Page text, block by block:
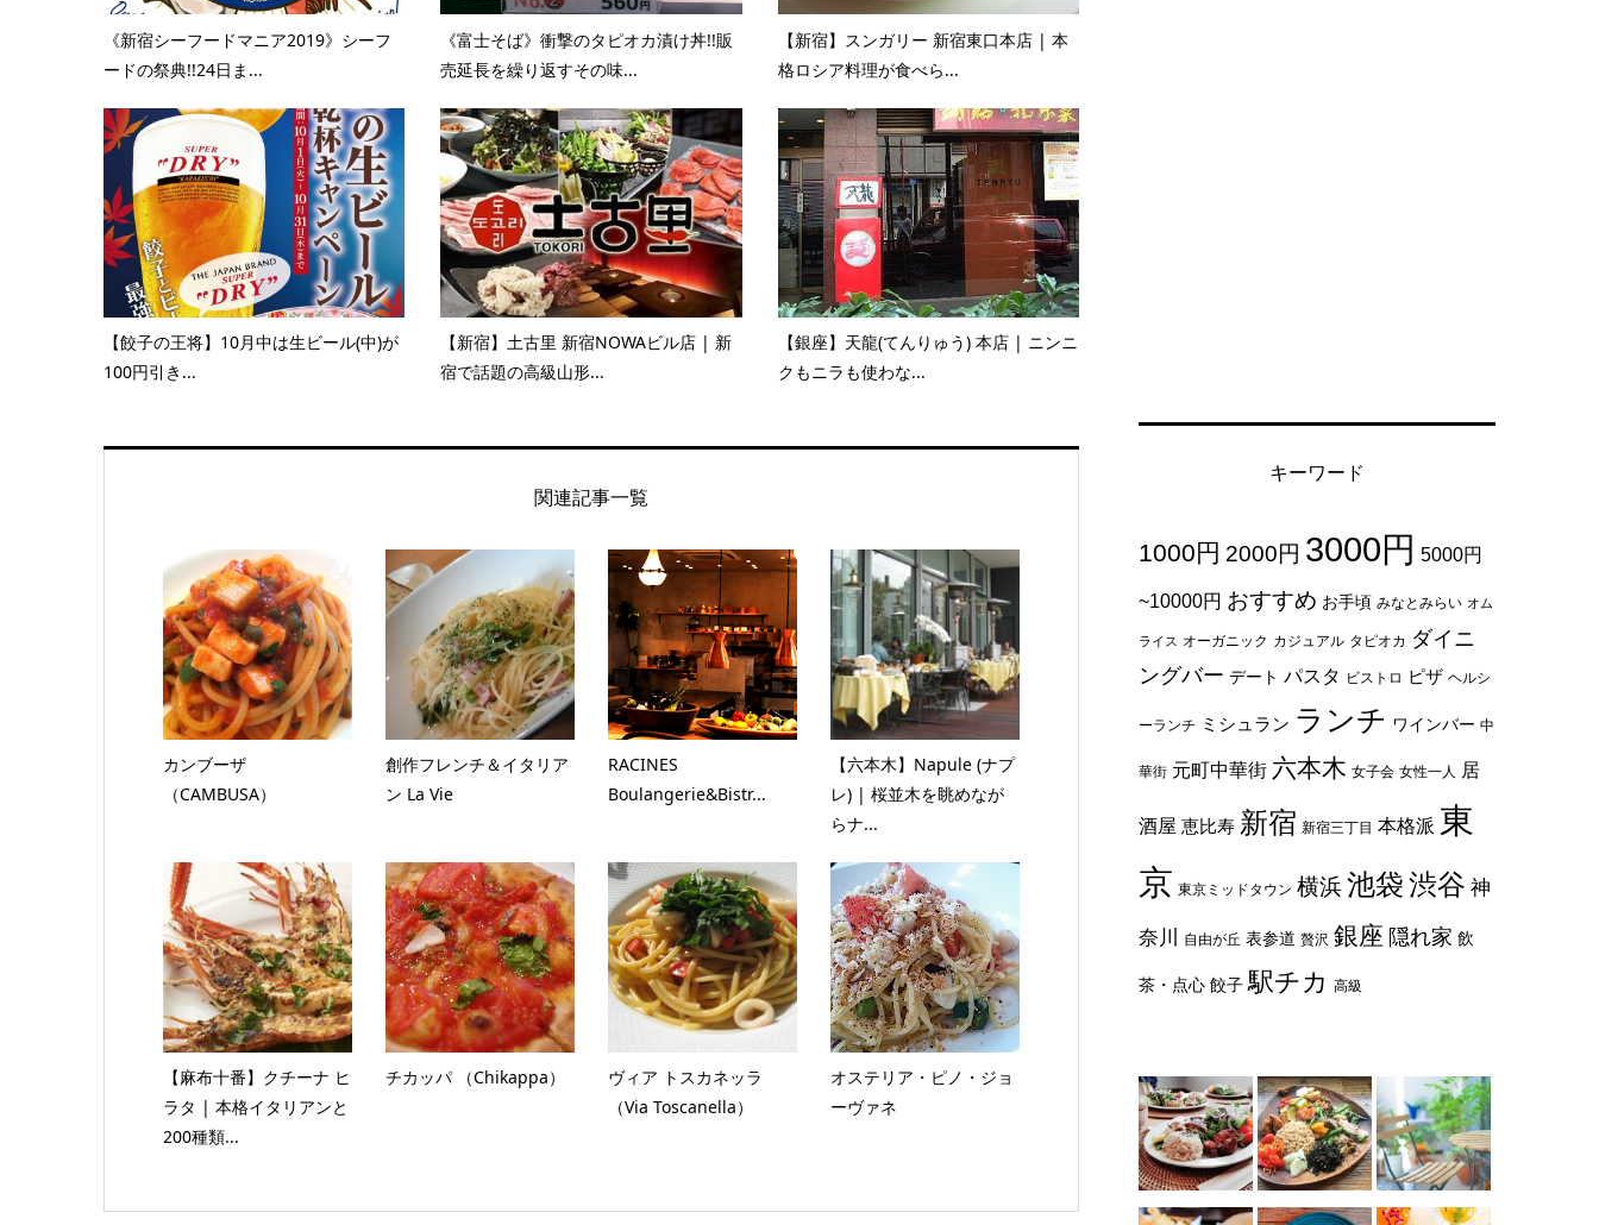
《新宿シーフードマニア2019》シーフ
ードの祭典!!24日ま...
《富士そば》衝撃のタピオカ漬け丼!!販
売延長を繰り返すその味...
【新宿】スンガリー 新宿東口本店 | 本
格ロシア料理が食べら...
【餃子の王将】10月中は生ビール(中)が
100円引き...
【新宿】土古里 新宿NOWAビル店 | 新
宿で話題の高級山形...
【銀座】天龍(てんりゅう) 本店 | ニンニ
クもニラも使わな...
関連記事一覧
カンブーザ
（CAMBUSA）
創作フレンチ＆イタリア
ン La Vie
RACINES
Boulangerie&Bistr...
【六本木】Napule (ナプ
レ) | 桜並木を眺めなが
らナ...
【麻布十番】クチーナ ヒ
ラタ | 本格イタリアンと
200種類...
チカッパ （Chikappa）
ヴィア トスカネッラ
（Via Toscanella）
オステリア・ピノ・ジョ
ーヴァネ
キーワード
1000円 2000円 3000円 5000円
~10000円 おすすめ お手頃 みなとみらい オム
ライス オーガニック カジュアル タピオカ ダイニ
ングバー デート パスタ ビストロ ピザ ヘルシ
ーランチ ミシュラン ランチ ワインバー 中
華街 元町中華街 六本木 女子会 女性一人 居
酒屋 恵比寿 新宿 新宿三丁目 本格派 東
京 東京ミッドタウン 横浜池袋渋谷 神
奈川 自由が丘 表参道 贅沢 銀座 隠れ家 飲
茶・点心 餃子 駅チカ 高級